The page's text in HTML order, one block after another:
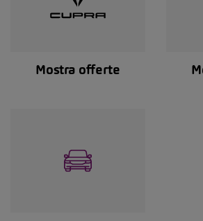
Mostra offerte